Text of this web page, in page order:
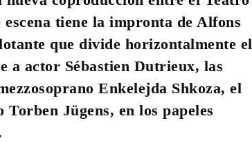
tiene la impronta de Alfons
que divide horizontalmente el
a actor Sébastien Dutrieux, las
Enkelejda Shkoza, el
Jügens, en los papeles